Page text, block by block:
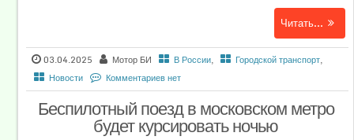
Читать...
03.04.2025 Мотор БИ В России, Городской транспорт,
Новости
Комментариев нет
Беспилотный поезд в московском метро
будет курсировать ночью